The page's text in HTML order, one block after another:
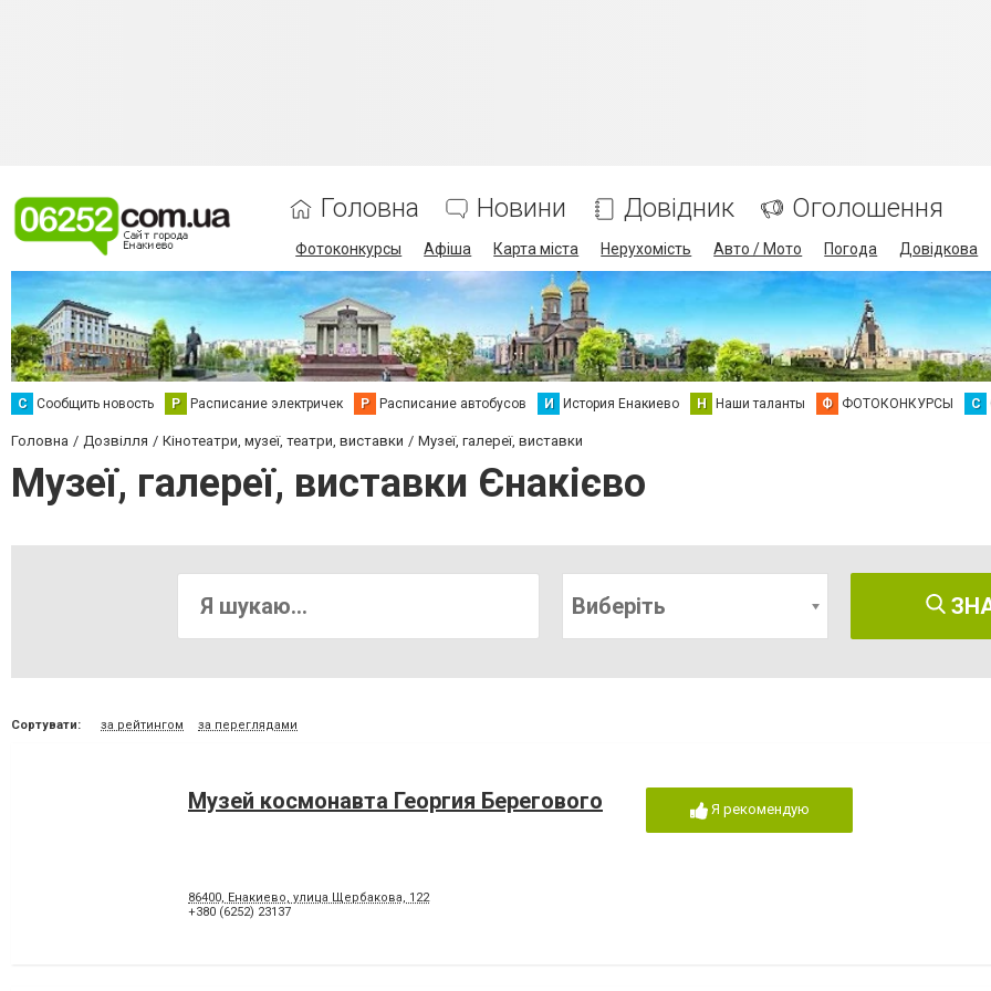
Головна Новини Довідник Оголошення
Фотоконкурсы Афіша Карта міста Нерухомість Авто / Мото Погода Довідкова
С Сообщить новость Р Расписание электричек Р Расписание автобусов И История Енакиево Н Наши таланты Ф ФОТОКОНКУРСЫ С
Головна Дозвілля Кінотеатри, музеї, театри, виставки Музеї, галереї, виставки
Музеї, галереї, виставки Єнакієво
Виберіть
Сортувати: за рейтингом за переглядами
Музей космонавта Георгия Берегового
86400, Енакиево, улица Щербакова, 122
+380 (6252) 23137
Я рекомендую